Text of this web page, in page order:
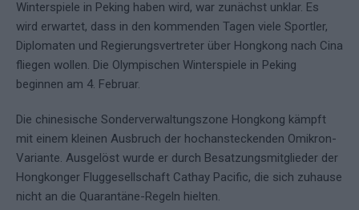
Winterspiele in Peking haben wird, war zunächst unklar. Es
wird erwartet, dass in den kommenden Tagen viele Sportler,
Diplomaten und Regierungsvertreter über Hongkong nach Cina
fliegen wollen. Die Olympischen Winterspiele in Peking
beginnen am 4. Februar.
Die chinesische Sonderverwaltungszone Hongkong kämpft
mit einem kleinen Ausbruch der hochansteckenden Omikron-
Variante. Ausgelöst wurde er durch Besatzungsmitglieder der
Hongkonger Fluggesellschaft Cathay Pacific, die sich zuhause
nicht an die Quarantäne-Regeln hielten.